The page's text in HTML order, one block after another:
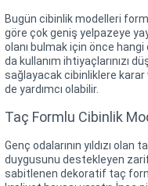
Bugün cibinlik modelleri
göre çok geniş yelpazeye
olanı bulmak için önce
da kullanım ihtiyaçlarınızı
sağlayacak cibinliklere
de yardımcı olabilir.
Taç Formlu Cibinlik
Genç odalarının yıldızı
duygusunu destekleyen zarif
sabitlenen dekoratif taç